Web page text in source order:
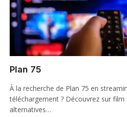
Plan 75
À la recherche de Plan 75 en
téléchargement ? Découvrez sur film
alternatives…